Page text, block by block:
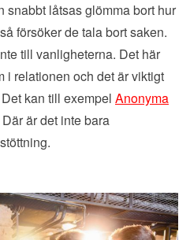
snabbt låtsas glömma bort hur
försöker de tala bort saken.
till vanligheterna. Det här
i relationen och det är viktigt
kan till exempel Anonyma
är det inte bara